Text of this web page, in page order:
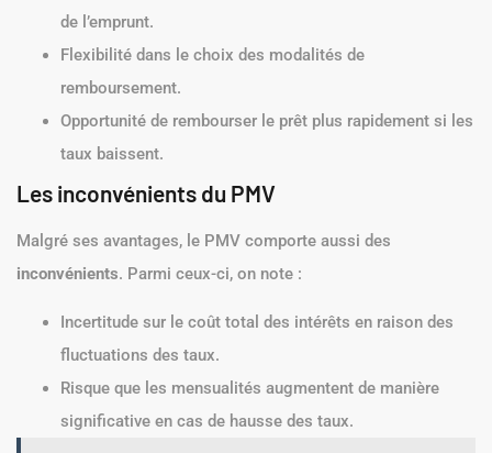
de l’emprunt.
Flexibilité dans le choix des modalités de
remboursement.
Opportunité de rembourser le prêt plus rapidement si les
taux baissent.
Les inconvénients du PMV
Malgré ses avantages, le PMV comporte aussi des
inconvénients. Parmi ceux-ci, on note :
Incertitude sur le coût total des intérêts en raison des
fluctuations des taux.
Risque que les mensualités augmentent de manière
significative en cas de hausse des taux.